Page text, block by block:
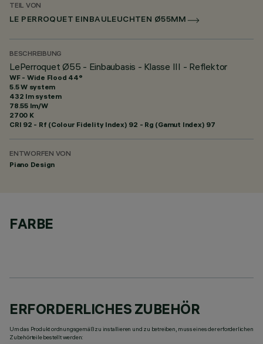
TEIL VON
LE PERROQUET EINBAULEUCHTEN Ø55MM
BESCHREIBUNG
LePerroquet Ø55 - Einbaubasis - Klasse III - Reflektor
WF - Wide Flood 44°
5.5 W system
432 lm system
78.55 lm/W
2700 K
CRI 92 - Rf (Colour Fidelity Index) 92 - Rg (Gamut Index) 97
ENTWORFEN VON
Piano Design
FARBE
ERFORDERLICHES ZUBEHÖR
Um das Produkt ordnungsgemäß zu installieren und zu betreiben, muss eines der erforderlichen
Zubehörteile bestellt werden: